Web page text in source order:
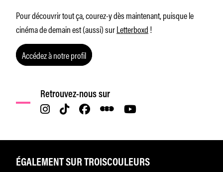
Pour découvrir tout ça, courez-y dès maintenant, puisque le
cinéma de demain est (aussi) surLetterboxd!
Accédez à notre profil
Retrouvez-nous sur
ÉGALEMENT SUR TROISCOULEURS